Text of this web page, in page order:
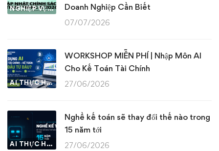
NGHIỆP VỤ KẾ TOÁN & THUẾ
Doanh Nghiệp Cần Biết
07/07/2026
AI THỰC HÀNH
WORKSHOP MIỄN PHÍ | Nhập Môn AI
Cho Kế Toán Tài Chính
27/06/2026
AI THỰC HÀNH
Nghề kế toán sẽ thay đổi thế nào trong
15 năm tới
27/06/2026